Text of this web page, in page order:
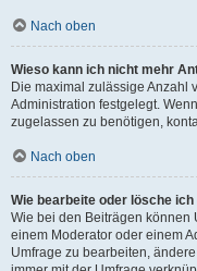
Nach oben
Wieso kann ich nicht mehr
Die maximal zulässige Anzahl
Administration festgelegt.
zugelassen zu benötigen,
Nach oben
Wie bearbeite oder lösche
Wie bei den Beiträgen können
einem Moderator oder einem
Umfrage zu bearbeiten,